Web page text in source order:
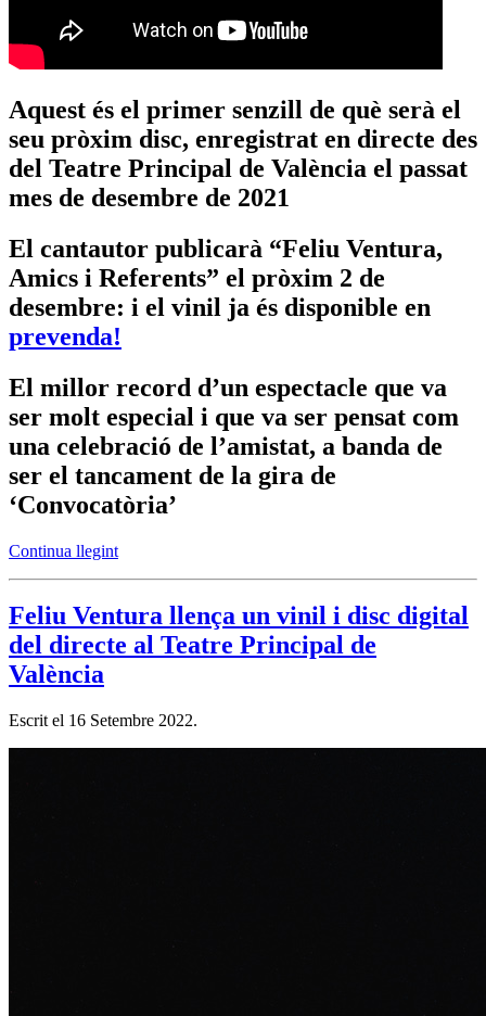
Aquest és el primer senzill de què serà el
seu pròxim disc, enregistrat en directe des
del Teatre Principal de València el passat
mes de desembre de 2021
El cantautor publicarà “Feliu Ventura,
Amics i Referents” el pròxim 2 de
desembre: i el vinil ja és disponible en
prevenda!
El millor record d’un espectacle que va
ser molt especial i que va ser pensat com
una celebració de l’amistat, a banda de
ser el tancament de la gira de
‘Convocatòria’
Continua llegint
Feliu Ventura llença un vinil i disc digital
del directe al Teatre Principal de
València
Escrit el 16 Setembre 2022.